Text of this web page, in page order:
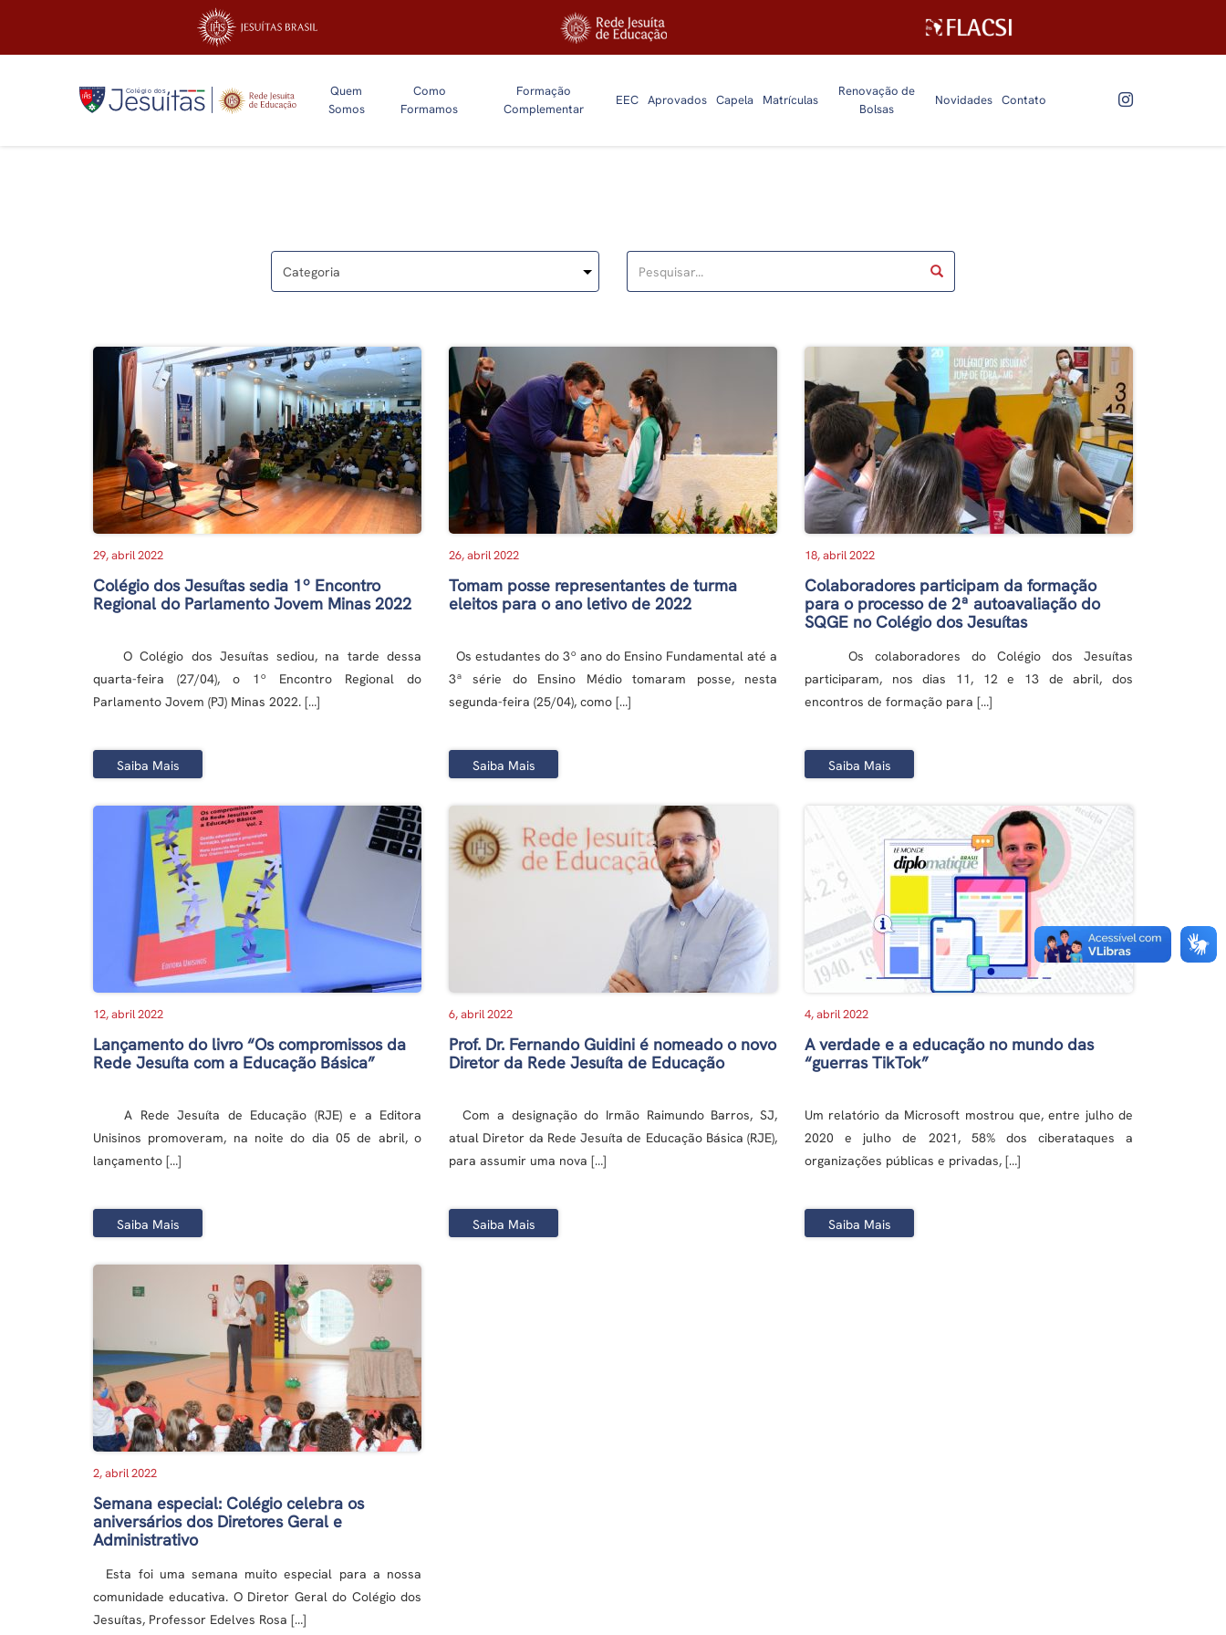
Quem
Somos
Como
Formamos
Formação
Complementar
EEC Aprovados Capela Matrículas
Renovação de
Bolsas
Novidades Contato
29, abril 2022
Colégio dos Jesuítas sedia 1º Encontro
Regional do Parlamento Jovem Minas 2022
O Colégio dos Jesuítas sediou, na tarde dessa
quarta-feira (27/04), o 1º Encontro Regional do
Parlamento Jovem (PJ) Minas 2022. […]
Saiba Mais
26, abril 2022
Tomam posse representantes de turma
eleitos para o ano letivo de 2022
Os estudantes do 3º ano do Ensino Fundamental até a
3ª série do Ensino Médio tomaram posse, nesta
segunda-feira (25/04), como […]
Saiba Mais
18, abril 2022
Colaboradores participam da formação
para o processo de 2ª autoavaliação do
SQGE no Colégio dos Jesuítas
Os colaboradores do Colégio dos Jesuítas
participaram, nos dias 11, 12 e 13 de abril, dos
encontros de formação para […]
Saiba Mais
12, abril 2022
Lançamento do livro “Os compromissos da
Rede Jesuíta com a Educação Básica”
A Rede Jesuíta de Educação (RJE) e a Editora
Unisinos promoveram, na noite do dia 05 de abril, o
lançamento […]
Saiba Mais
6, abril 2022
Prof. Dr. Fernando Guidini é nomeado o novo
Diretor da Rede Jesuíta de Educação
Com a designação do Irmão Raimundo Barros, SJ,
atual Diretor da Rede Jesuíta de Educação Básica (RJE),
para assumir uma nova […]
Saiba Mais
4, abril 2022
A verdade e a educação no mundo das
“guerras TikTok”
Um relatório da Microsoft mostrou que, entre julho de
2020 e julho de 2021, 58% dos ciberataques a
organizações públicas e privadas, […]
Saiba Mais
2, abril 2022
Semana especial: Colégio celebra os
aniversários dos Diretores Geral e
Administrativo
Esta foi uma semana muito especial para a nossa
comunidade educativa. O Diretor Geral do Colégio dos
Jesuítas, Professor Edelves Rosa […]